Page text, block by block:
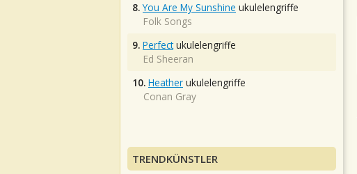
8. You Are My Sunshine ukulelengriffe
Folk Songs
9. Perfectukulelengriffe
Ed Sheeran
10. Heather ukulelengriffe
Conan Gray
TRENDKÜNSTLER